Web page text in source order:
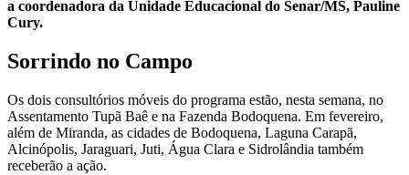
a coordenadora da Unidade Educacional do Senar/MS, Pauline
Cury.
Sorrindo no Campo
Os dois consultórios móveis do programa estão, nesta semana, no
Assentamento Tupã Baê e na Fazenda Bodoquena. Em fevereiro,
além de Miranda, as cidades de Bodoquena, Laguna Carapã,
Alcinópolis, Jaraguari, Juti, Água Clara e Sidrolândia também
receberão a ação.